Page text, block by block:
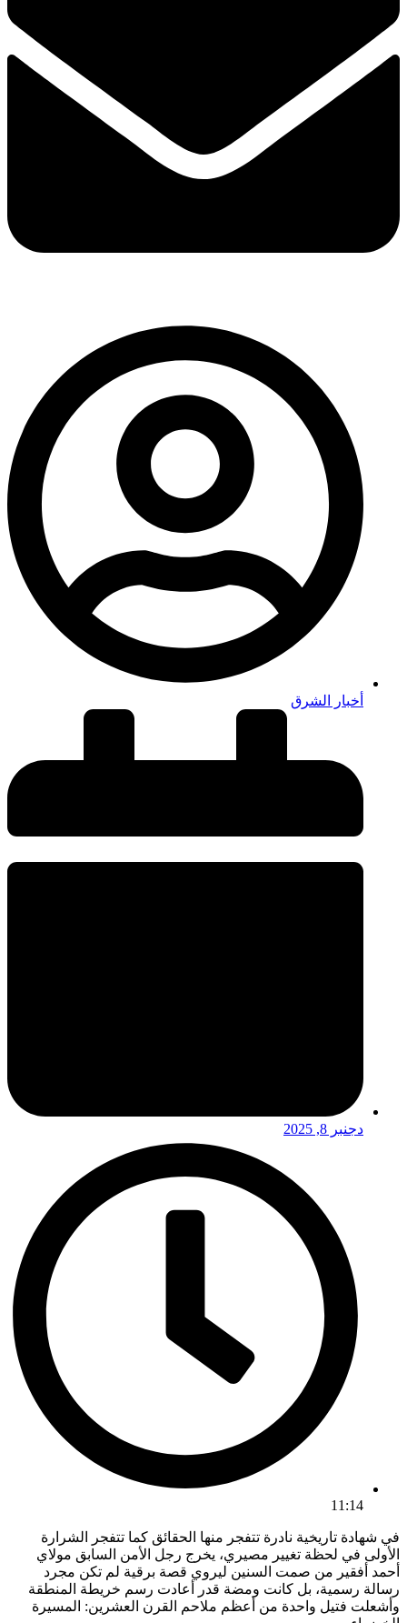
أخبار الشرق
دجنبر 8, 2025
11:14
في شهادة تاريخية نادرة تتفجر منها الحقائق كما تتفجر الشرارة
الأولى في لحظة تغيير مصيري، يخرج رجل الأمن السابق مولاي
أحمد أفقير من صمت السنين ليروي قصة برقية لم تكن مجرد
رسالة رسمية، بل كانت ومضة قدر أعادت رسم خريطة المنطقة
وأشعلت فتيل واحدة من أعظم ملاحم القرن العشرين: المسيرة